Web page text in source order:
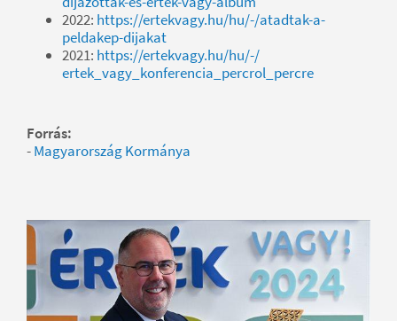
2022: https://ertekvagy.hu/hu/-/atadtak-a-
peldakep-dijakat
2021: https://ertekvagy.hu/hu/-/
ertek_vagy_konferencia_percrol_percre
Forrás:
-Magyarország Kormánya